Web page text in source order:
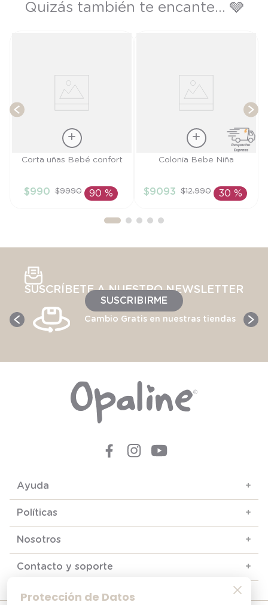
Protección de Datos
Quizás también te encante... 🩶
Talla
AÑADIR AL
Corta uñas Bebé confort
$990 $9990 90 %
Talla
AÑADIR AL
Colonia Bebe Niña
$9093 $12.990 30 %
SUSCRÍBETE A NUESTRO NEWSLETTER
SUSCRIBIRME
Cambio Gratis en nuestras tiendas
Ayuda +
Políticas +
Nosotros +
Contacto y soporte +